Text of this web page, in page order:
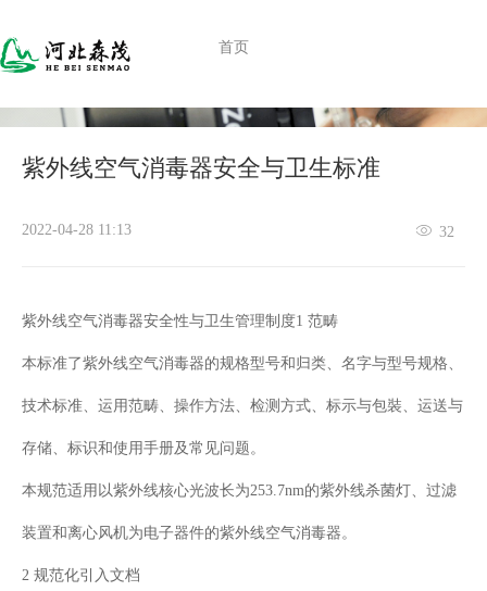
首页
紫外线空气消毒器安全与卫生标准
2022-04-28 11:13 32
紫外线空气消毒器安全性与卫生管理制度1 范畴
本标准了紫外线空气消毒器的规格型号和归类、名字与型号规格、
技术标准、运用范畴、操作方法、检测方式、标示与包裝、运送与
存储、标识和使用手册及常见问题。
本规范适用以紫外线核心光波长为253.7nm的紫外线杀菌灯、过滤
装置和离心风机为电子器件的紫外线空气消毒器。
2 规范化引入文档